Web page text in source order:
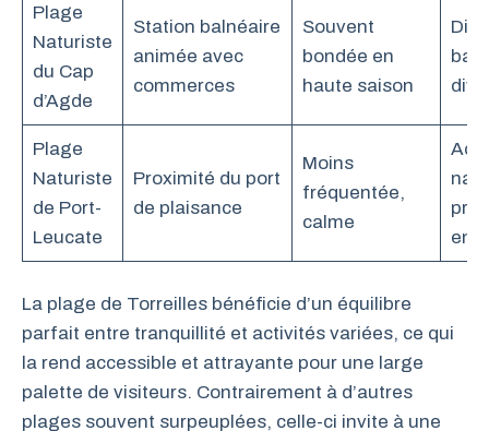
Plage
Naturiste
du Cap
d’Agde
Station balnéaire
animée avec
commerces
Souvent
bondée en
haute saison
Plage
Naturiste
de Port-
Leucate
Proximité du port
de plaisance
Moins
fréquentée,
calme
en
La plage de Torreilles bénéficie d’un équilibre
parfait entre tranquillité et activités variées, ce qui
la rend accessible et attrayante pour une large
palette de visiteurs. Contrairement à d’autres
plages souvent surpeuplées, celle-ci invite à une